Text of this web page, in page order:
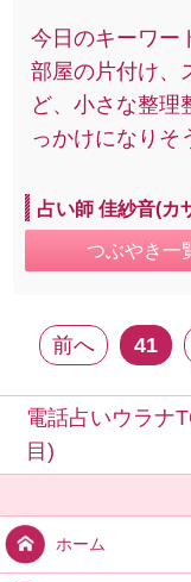
今日のキーワー
部屋の片付け、
ど、小さな整理
っかけになりそ
占い師 佳紗音(カ
つぶやき一
前へ 41
電話占いウラナ
目)
ホーム